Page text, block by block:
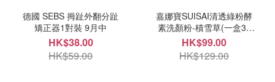
德國 SEBS 拇趾外翻分趾
矯正器1對裝 9月中
HK$38.00
HK$59.00
嘉娜寶SUISAI清透綠粉酵
素洗顏粉-積雪草(一盒32
粒) 9月中
HK$99.00
HK$129.00